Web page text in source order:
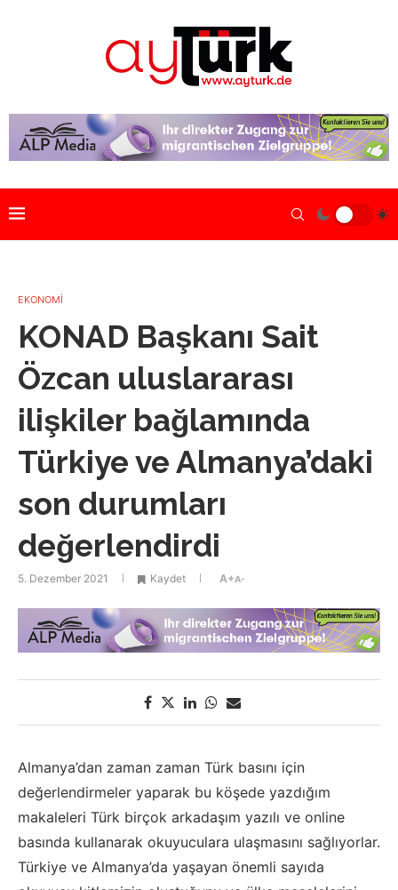
EKONOMİ
KONAD Başkanı Sait
Özcan uluslararası
ilişkiler bağlamında
Türkiye ve Almanya’daki
son durumları
değerlendirdi
5. Dezember 2021 Kaydet A+A-
Almanya’dan zaman zaman Türk basını için
değerlendirmeler yaparak bu köşede yazdığım
makaleleri Türk birçok arkadaşım yazılı ve online
basında kullanarak okuyuculara ulaşmasını sağlıyorlar.
Türkiye ve Almanya’da yaşayan önemli sayıda